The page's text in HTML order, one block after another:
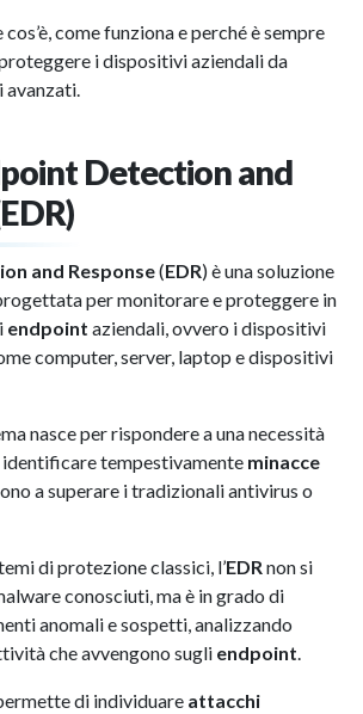
come funziona e perché è sempre
i dispositivi aziendali da
Detection and
and Response(EDR) è una soluzione
per monitorare e proteggere in
endpoint aziendali, ovvero i dispositivi
computer, server, laptop e dispositivi
nasce per rispondere a una necessità
tempestivamente minacce
a superare i tradizionali antivirus o
di protezione classici, l’EDRnon si
conosciuti, ma è in grado di
anomali e sospetti, analizzando
che avvengono sugli endpoint.
di individuare attacchi